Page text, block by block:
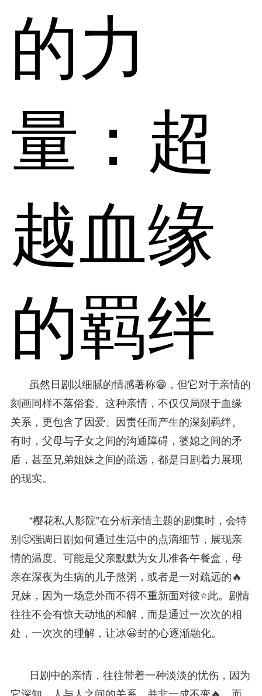
的力
量：超
越血缘
的羁绊
虽然日剧以细腻的情感著称😁，但它对于亲情的
刻画同样不落俗套。这种亲情，不仅仅局限于血缘
关系，更包含了因爱、因责任而产生的深刻羁绊。
有时，父母与子女之间的沟通障碍，婆媳之间的矛
盾，甚至兄弟姐妹之间的疏远，都是日剧着力展现
的现实。
“樱花私人影院”在分析亲情主题的剧集时，会特
别🙂强调日剧如何通过生活中的点滴细节，展现亲
情的温度。可能是父亲默默为女儿准备午餐盒，母
亲在深夜为生病的儿子熬粥，或者是一对疏远的🔥
兄妹，因为一场意外而不得不重新面对彼⭐此。剧情
往往不会有惊天动地的和解，而是通过一次次的相
处，一次次的理解，让冰😀封的心逐渐融化。
日剧中的亲情，往往带着一种淡淡的忧伤，因为